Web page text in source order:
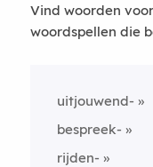
Vind woorden
woordspellen die
uitjouwend-
bespreek-
rijden-